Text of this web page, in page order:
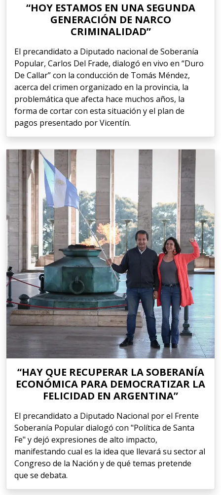
“HOY ESTAMOS EN UNA SEGUNDA
GENERACIÓN DE NARCO
CRIMINALIDAD”
El precandidato a Diputado nacional de Soberanía
Popular, Carlos Del Frade, dialogó en vivo en “Duro
De Callar” con la conducción de Tomás Méndez,
acerca del crimen organizado en la provincia, la
problemática que afecta hace muchos años, la
forma de cortar con esta situación y el plan de
pagos presentado por Vicentín.
“HAY QUE RECUPERAR LA SOBERANÍA
ECONÓMICA PARA DEMOCRATIZAR LA
FELICIDAD EN ARGENTINA”
El precandidato a Diputado Nacional por el Frente
Soberanía Popular dialogó con "Política de Santa
Fe" y dejó expresiones de alto impacto,
manifestando cual es la idea que llevará su sector al
Congreso de la Nación y de qué temas pretende
que se debata.